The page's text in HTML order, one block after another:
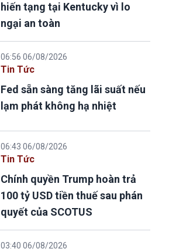
hiến tạng tại Kentucky vì lo
ngại an toàn
06:56 06/08/2026
Tin Tức
Fed sẵn sàng tăng lãi suất nếu
lạm phát không hạ nhiệt
06:43 06/08/2026
Tin Tức
Chính quyền Trump hoàn trả
100 tỷ USD tiền thuế sau phán
quyết của SCOTUS
03:40 06/08/2026